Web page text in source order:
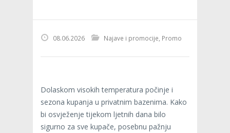
08.06.2026 Najave i promocije Promo
Dolaskom visokih temperatura počinje i
sezona kupanja u privatnim bazenima. Kako
bi osvježenje tijekom ljetnih dana bilo
sigurno za sve kupače, posebnu pažnju